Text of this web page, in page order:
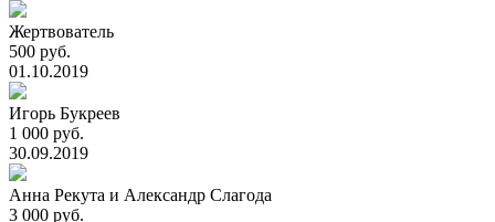
Жертвователь
500 руб.
01.10.2019
Игорь Букреев
1 000 руб.
30.09.2019
Анна Рекута и Александр Слагода
3 000 руб.